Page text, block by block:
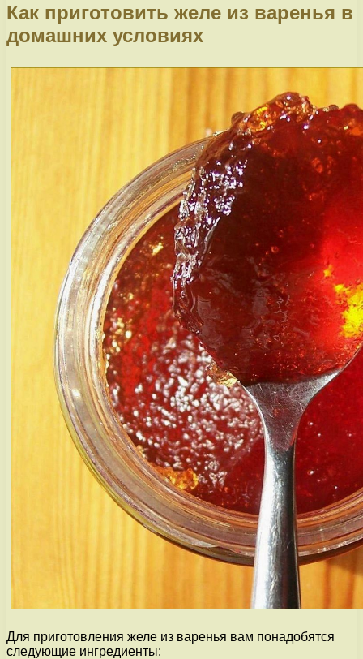
Как приготовить желе из варенья в
домашних условиях
Для приготовления желе из варенья вам понадобятся
следующие ингредиенты: